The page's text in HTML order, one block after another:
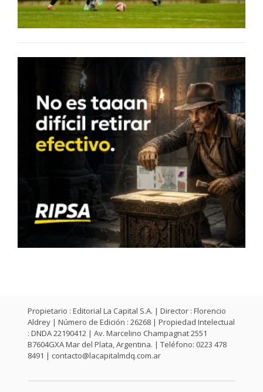
Propietario : Editorial La Capital S.A. | Director : Florencio
Aldrey | Número de Edición : 26268 | Propiedad Intelectual
: DNDA 22190412 | Av. Marcelino Champagnat 2551
B7604GXA Mar del Plata, Argentina. | Teléfono: 0223 478
8491 | contacto@lacapitalmdq.com.ar